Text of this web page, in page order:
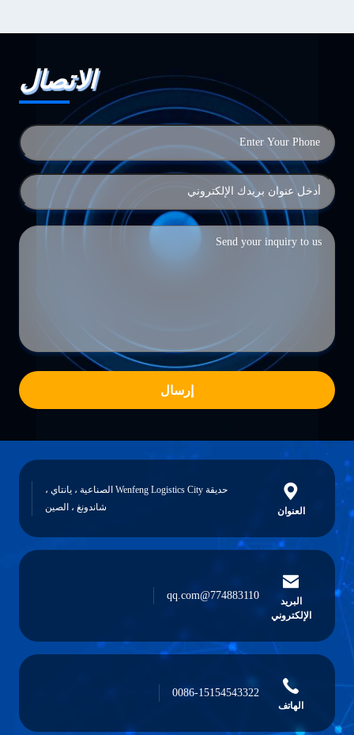
الاتصال
إرسال
العنوان
حديقة Wenfeng Logistics City الصناعية ، يانتاي ،
شاندونغ ، الصين
البريد
الإلكتروني
774883110@qq.com
الهاتف
0086-15154543322